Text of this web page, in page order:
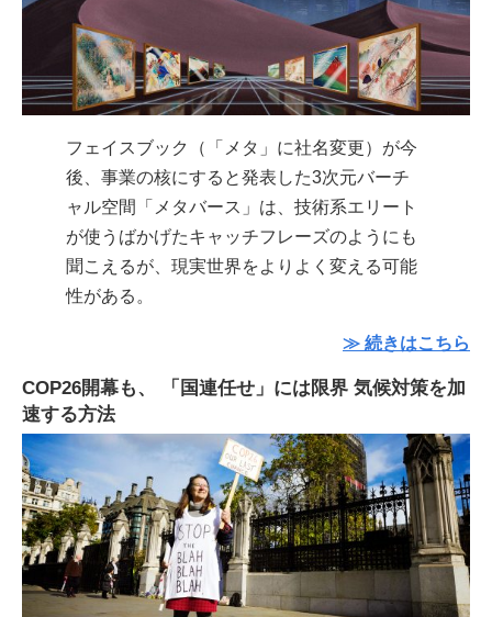
フェイスブック（「メタ」に社名変更）が今
後、事業の核にすると発表した3次元バーチ
ャル空間「メタバース」は、技術系エリート
が使うばかげたキャッチフレーズのようにも
聞こえるが、現実世界をよりよく変える可能
性がある。
≫ 続きはこちら
COP26開幕も、 「国連任せ」には限界 気候対策を加
速する方法